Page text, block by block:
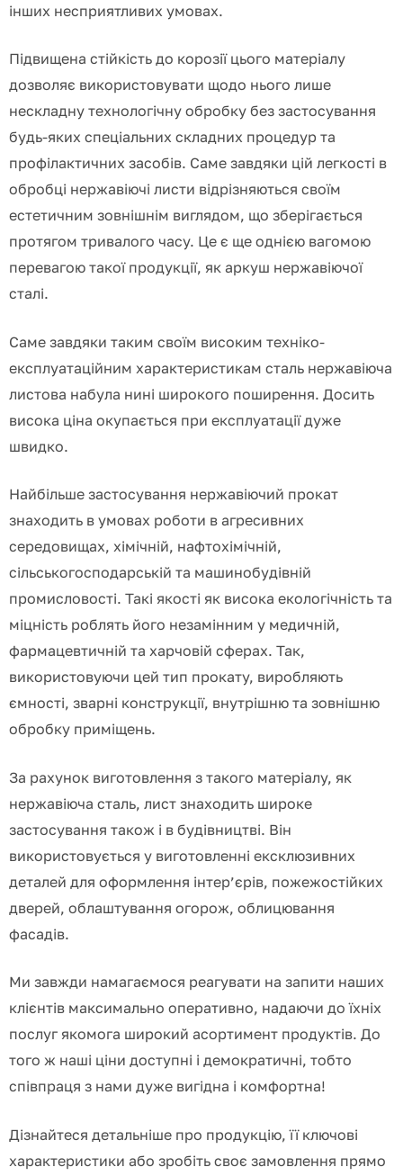
інших несприятливих умовах.
Підвищена стійкість до корозії цього матеріалу
дозволяє використовувати щодо нього лише
нескладну технологічну обробку без застосування
будь-яких спеціальних складних процедур та
профілактичних засобів. Саме завдяки цій легкості в
обробці нержавіючі листи відрізняються своїм
естетичним зовнішнім виглядом, що зберігається
протягом тривалого часу. Це є ще однією вагомою
перевагою такої продукції, як аркуш нержавіючої
сталі.
Саме завдяки таким своїм високим техніко-
експлуатаційним характеристикам сталь нержавіюча
листова набула нині широкого поширення. Досить
висока ціна окупається при експлуатації дуже
швидко.
Найбільше застосування нержавіючий прокат
знаходить в умовах роботи в агресивних
середовищах, хімічній, нафтохімічній,
сільськогосподарській та машинобудівній
промисловості. Такі якості як висока екологічність та
міцність роблять його незамінним у медичній,
фармацевтичній та харчовій сферах. Так,
використовуючи цей тип прокату, виробляють
ємності, зварні конструкції, внутрішню та зовнішню
обробку приміщень.
За рахунок виготовлення з такого матеріалу, як
нержавіюча сталь, лист знаходить широке
застосування також і в будівництві. Він
використовується у виготовленні ексклюзивних
деталей для оформлення інтер’єрів, пожежостійких
дверей, облаштування огорож, облицювання
фасадів.
Ми завжди намагаємося реагувати на запити наших
клієнтів максимально оперативно, надаючи до їхніх
послуг якомога широкий асортимент продуктів. До
того ж наші ціни доступні і демократичні, тобто
співпраця з нами дуже вигідна і комфортна!
Дізнайтеся детальніше про продукцію, її ключові
характеристики або зробіть своє замовлення прямо